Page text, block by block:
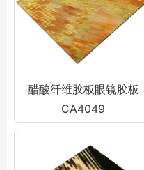
醋酸纤维胶板眼镜胶板
CA4049